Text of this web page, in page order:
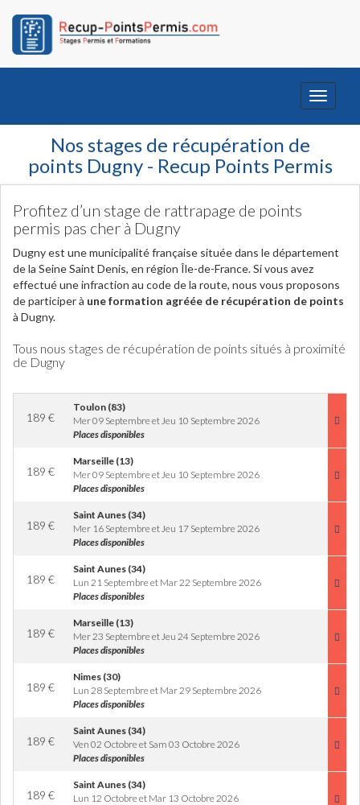
Toggle
Nos stages de récupération de
points Dugny - Recup Points Permis
Profitez d’un stage de rattrapage de points
permis pas cher à Dugny
Dugny est une municipalité française située dans le département
de la Seine Saint Denis, en région Île-de-France. Si vous avez
effectué une infraction au code de la route, nous vous proposons
de participer à une formation agréée de récupération de points
à Dugny.
Tous nous stages de récupération de points situés à proximité
de Dugny
189 €
Toulon (83)
Mer 09 Septembre et Jeu 10 Septembre 2026
Places disponibles
189 €
Marseille (13)
Mer 09 Septembre et Jeu 10 Septembre 2026
Places disponibles
189 €
Saint Aunes (34)
Mer 16 Septembre et Jeu 17 Septembre 2026
Places disponibles
189 €
Saint Aunes (34)
Lun 21 Septembre et Mar 22 Septembre 2026
Places disponibles
189 €
Marseille (13)
Mer 23 Septembre et Jeu 24 Septembre 2026
Places disponibles
189 €
Nimes (30)
Lun 28 Septembre et Mar 29 Septembre 2026
Places disponibles
189 €
Saint Aunes (34)
Ven 02 Octobre et Sam 03 Octobre 2026
Places disponibles
189 €
Saint Aunes (34)
Lun 12 Octobre et Mar 13 Octobre 2026